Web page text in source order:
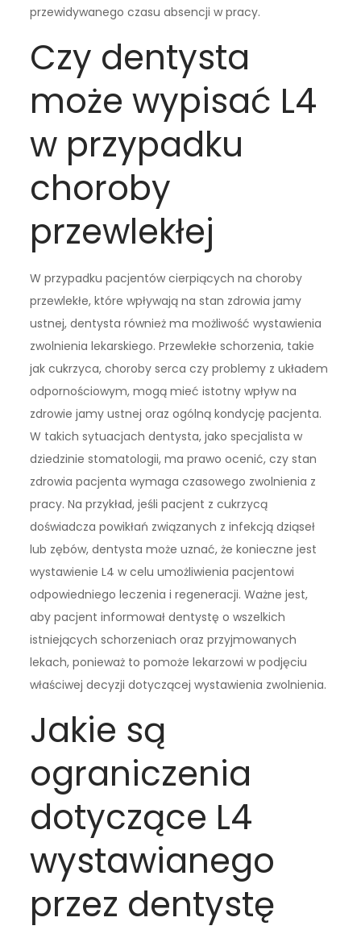
przewidywanego czasu absencji w pracy.
Czy dentysta
może wypisać L4
w przypadku
choroby
przewlekłej
W przypadku pacjentów cierpiących na choroby
przewlekłe, które wpływają na stan zdrowia jamy
ustnej, dentysta również ma możliwość wystawienia
zwolnienia lekarskiego. Przewlekłe schorzenia, takie
jak cukrzyca, choroby serca czy problemy z układem
odpornościowym, mogą mieć istotny wpływ na
zdrowie jamy ustnej oraz ogólną kondycję pacjenta.
W takich sytuacjach dentysta, jako specjalista w
dziedzinie stomatologii, ma prawo ocenić, czy stan
zdrowia pacjenta wymaga czasowego zwolnienia z
pracy. Na przykład, jeśli pacjent z cukrzycą
doświadcza powikłań związanych z infekcją dziąseł
lub zębów, dentysta może uznać, że konieczne jest
wystawienie L4 w celu umożliwienia pacjentowi
odpowiedniego leczenia i regeneracji. Ważne jest,
aby pacjent informował dentystę o wszelkich
istniejących schorzeniach oraz przyjmowanych
lekach, ponieważ to pomoże lekarzowi w podjęciu
właściwej decyzji dotyczącej wystawienia zwolnienia.
Jakie są
ograniczenia
dotyczące L4
wystawianego
przez dentystę